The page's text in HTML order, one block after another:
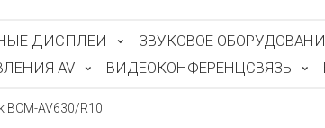
ДИСПЛЕИ ЗВУКОВОЕ
AV ВИДЕОКОНФЕРЕНЦСВЯЗЬ
BCM-AV630/R10